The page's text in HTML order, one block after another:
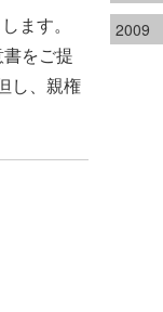
ます。
をご提
し、親権
2009